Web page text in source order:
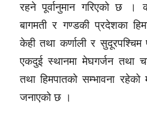
रहने पूर्वानुमान गरिएको छ
बागमती र गण्डकी प्रदेशका
केही तथा कर्णाली र सुदूरपश्चिम
एकदुई स्थानमा मेघगर्जन तथा
तथा हिमपातको सम्भावना रहेको
जनाएको छ ।